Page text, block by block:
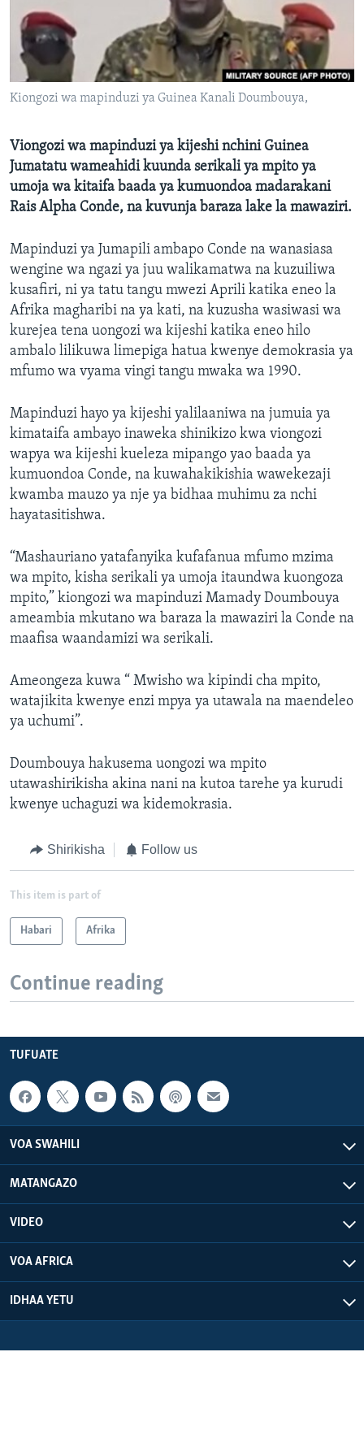
Kiongozi wa mapinduzi ya Guinea Kanali Doumbouya,
Viongozi wa mapinduzi ya kijeshi nchini Guinea
Jumatatu wameahidi kuunda serikali ya mpito ya
umoja wa kitaifa baada ya kumuondoa madarakani
Rais Alpha Conde, na kuvunja baraza lake la mawaziri.
Mapinduzi ya Jumapili ambapo Conde na wanasiasa
wengine wa ngazi ya juu walikamatwa na kuzuiliwa
kusafiri, ni ya tatu tangu mwezi Aprili katika eneo la
Afrika magharibi na ya kati, na kuzusha wasiwasi wa
kurejea tena uongozi wa kijeshi katika eneo hilo
ambalo lilikuwa limepiga hatua kwenye demokrasia ya
mfumo wa vyama vingi tangu mwaka wa 1990.
Mapinduzi hayo ya kijeshi yalilaaniwa na jumuia ya
kimataifa ambayo inaweka shinikizo kwa viongozi
wapya wa kijeshi kueleza mipango yao baada ya
kumuondoa Conde, na kuwahakikishia wawekezaji
kwamba mauzo ya nje ya bidhaa muhimu za nchi
hayatasitishwa.
“Mashauriano yatafanyika kufafanua mfumo mzima
wa mpito, kisha serikali ya umoja itaundwa kuongoza
mpito,” kiongozi wa mapinduzi Mamady Doumbouya
ameambia mkutano wa baraza la mawaziri la Conde na
maafisa waandamizi wa serikali.
Ameongeza kuwa “ Mwisho wa kipindi cha mpito,
watajikita kwenye enzi mpya ya utawala na maendeleo
ya uchumi”.
Doumbouya hakusema uongozi wa mpito
utawashirikisha akina nani na kutoa tarehe ya kurudi
kwenye uchaguzi wa kidemokrasia.
Shirikisha Follow us
This item is part of
Habari Afrika
Continue reading
TUFUATE
VOA SWAHILI
MATANGAZO
VIDEO
VOA AFRICA
IDHAA YETU